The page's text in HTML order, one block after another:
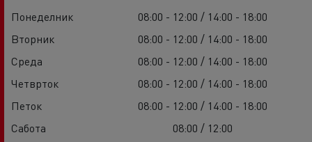
Понеделник
08:00 - 12:00 / 14:00 - 18:00
Вторник
08:00 - 12:00 / 14:00 - 18:00
Среда
08:00 - 12:00 / 14:00 - 18:00
Четврток
08:00 - 12:00 / 14:00 - 18:00
Петок
08:00 - 12:00 / 14:00 - 18:00
Сабота
08:00 / 12:00